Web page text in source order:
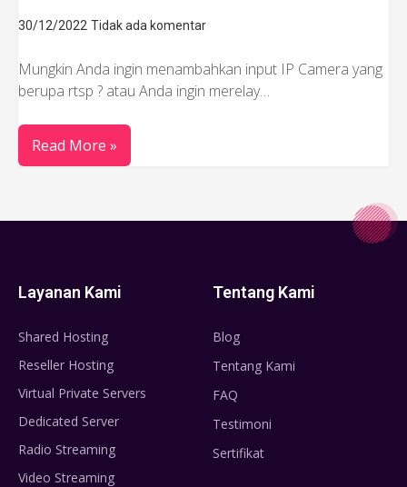
30/12/2022 Tidak ada komentar
Mungkin Anda ingin menambahkan input IP Camera yang
berupa rtsp ? atau Anda ingin merelay…
Read More »
Layanan Kami
Shared Hosting
Reseller Hosting
Virtual Private Servers
Dedicated Server
Radio Streaming
Video Streaming
Tentang Kami
Blog
Tentang Kami
FAQ
Testimoni
Sertifikat